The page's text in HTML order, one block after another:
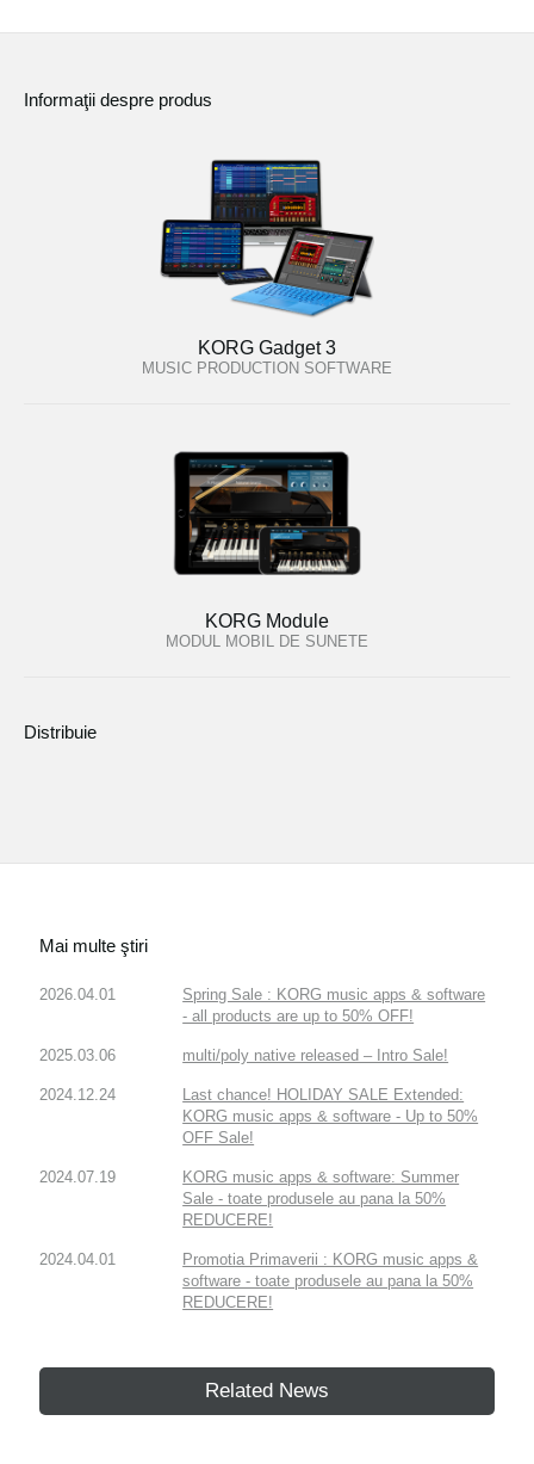
Informaţii despre produs
KORG Gadget 3
MUSIC PRODUCTION SOFTWARE
KORG Module
MODUL MOBIL DE SUNETE
Distribuie
Mai multe ştiri
2026.04.01
Spring Sale : KORG music apps & software
- all products are up to 50% OFF!
2025.03.06 multi/poly native released – Intro Sale!
2024.12.24
Last chance! HOLIDAY SALE Extended:
KORG music apps & software - Up to 50%
OFF Sale!
2024.07.19
KORG music apps & software: Summer
Sale - toate produsele au pana la 50%
REDUCERE!
2024.04.01
Promotia Primaverii : KORG music apps &
software - toate produsele au pana la 50%
REDUCERE!
Related News